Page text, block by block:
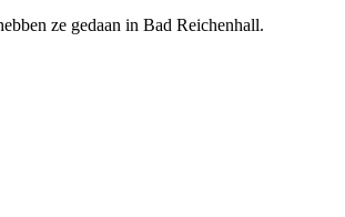
ze gedaan in Bad Reichenhall.